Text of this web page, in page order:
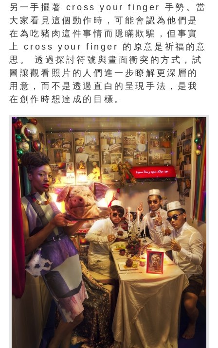
另一手擺著 cross your finger 手勢。當
大家看見這個動作時，可能會認為他們是
在為吃豬肉這件事情而隱瞞欺騙，但事實
上 cross your finger 的原意是祈福的意
思。 透過探討符號與畫面衝突的方式，試
圖讓觀看照片的人們進一步瞭解更深層的
用意，而不是透過直白的呈現手法，是我
在創作時想達成的目標。